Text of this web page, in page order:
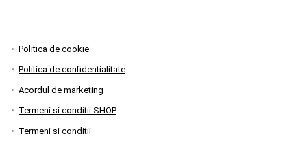
Politica de cookie
Politica de confidentialitate
Acordul de marketing
Termeni si conditii SHOP
Termeni si conditii